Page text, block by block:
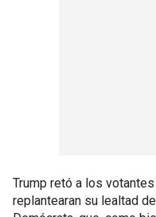
Trump retó a los
replantearan su lealtad